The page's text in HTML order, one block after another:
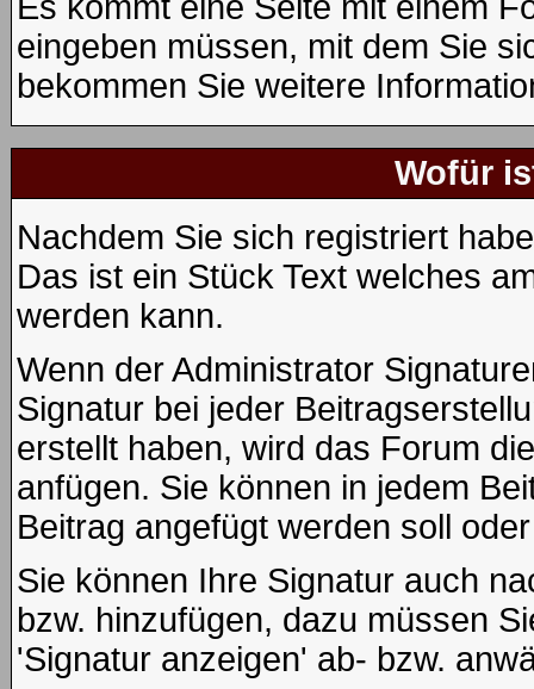
eingeben müssen, mit dem Sie
bekommen Sie weitere
Wofür
Nachdem Sie sich registriert
Das ist ein Stück Text welches
werden kann.
Wenn der Administrator
Signatur bei jeder
erstellt haben, wird das Forum
anfügen. Sie können in jedem
Beitrag angefügt werden soll
Sie können Ihre Signatur auch
bzw. hinzufügen, dazu müssen
'Signatur anzeigen' ab- bzw.